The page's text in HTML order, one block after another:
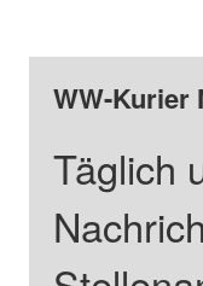
WW-Kurier
Täglich